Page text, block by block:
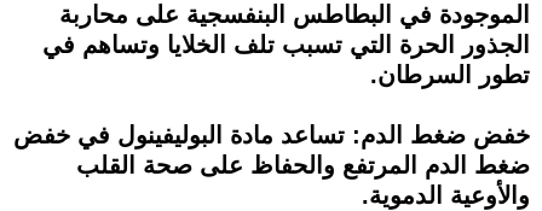
الموجودة في البطاطس البنفسجية على محاربة
الجذور الحرة التي تسبب تلف الخلايا وتساهم في
تطور السرطان.
خفض ضغط الدم: تساعد مادة البوليفينول في خفض
ضغط الدم المرتفع والحفاظ على صحة القلب
والأوعية الدموية.